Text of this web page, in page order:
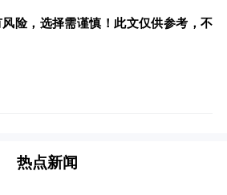
险，选择需谨慎！此文仅供参考，不
热点新闻